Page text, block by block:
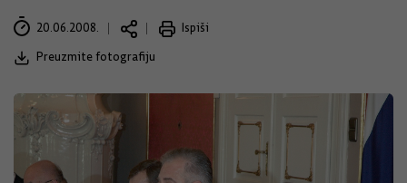
20.06.2008.
Ispiši
Preuzmite fotografiju